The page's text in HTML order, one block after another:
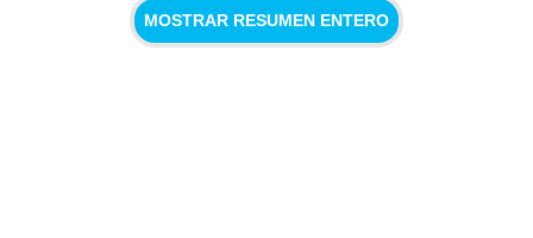
MOSTRAR RESUMEN ENTERO